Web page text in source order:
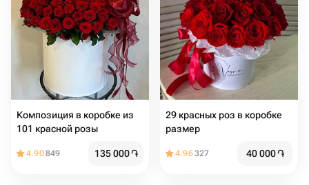
Композиция в коробке из
101 красной розы
4.90849 135 000֏
29 красных роз в коробке
размер
4.96327 40 000֏